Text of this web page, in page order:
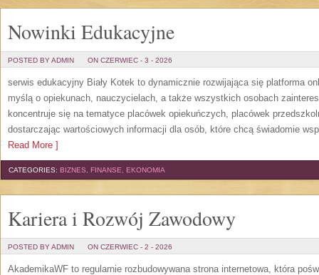
Nowinki Edukacyjne
POSTED BY ADMIN ON CZERWIEC - 3 - 2026
serwis edukacyjny Biały Kotek to dynamicznie rozwijająca się platforma
myślą o opiekunach, nauczycielach, a także wszystkich osobach
koncentruje się na tematyce placówek opiekuńczych, placówek
dostarczając wartościowych informacji dla osób, które chcą świadomie
Read More ]
CATEGORIES: BIZNES, FINANSE, EKONOMIA
Kariera i Rozwój Zawodowy
POSTED BY ADMIN ON CZERWIEC - 2 - 2026
AkademikaWF to regularnie rozbudowywana strona internetowa, która